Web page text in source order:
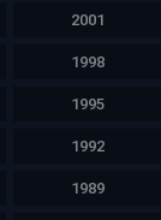
2001
1998
1995
1992
1989